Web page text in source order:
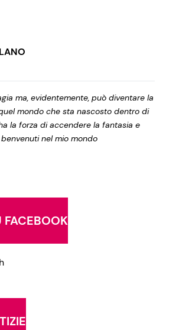
ma, evidentemente, può diventare la
mondo che sta nascosto dentro di
la forza di accendere la fantasia e
nel mio mondo
FACEBOOK